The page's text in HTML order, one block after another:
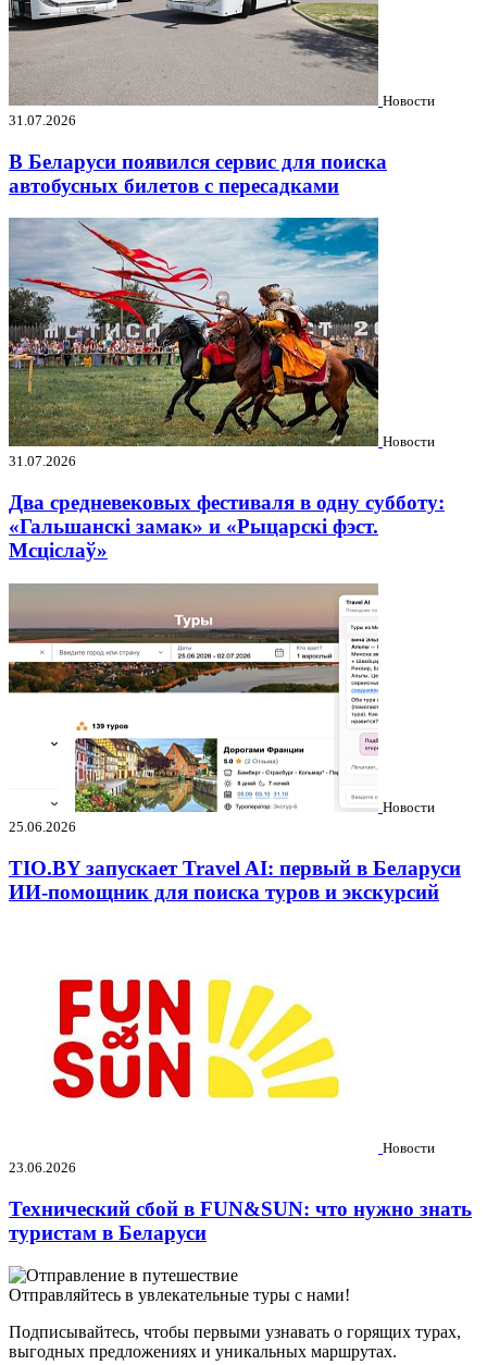
Новости
31.07.2026
В Беларуси появился сервис для поиска
автобусных билетов с пересадками
Новости
31.07.2026
Два средневековых фестиваля в одну субботу:
«Гальшанскі замак» и «Рыцарскі фэст.
Мсціслаў»
Новости
25.06.2026
TIO.BY запускает Travel AI: первый в Беларуси
ИИ-помощник для поиска туров и экскурсий
Новости
23.06.2026
Технический сбой в FUN&SUN: что нужно знать
туристам в Беларуси
Отправляйтесь в увлекательные туры с нами!
Подписывайтесь, чтобы первыми узнавать о горящих турах,
выгодных предложениях и уникальных маршрутах.